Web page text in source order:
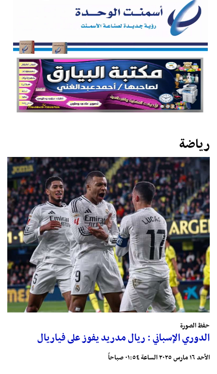
رياضة
حفظ الصورة
الدوري الإسباني : ريال مدريد يفوز على فياريال
الأحد ١٦ مارس ٢٠٢٥ الساعة ٠١:٥٤ صباحاً